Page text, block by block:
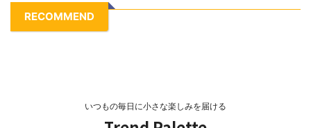
RECOMMEND
いつもの毎日に小さな楽しみを届ける